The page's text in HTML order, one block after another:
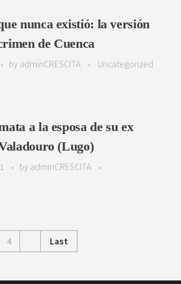
nunca existió: la versión
de Cuenca
by adminCRESCITA Uncategorized
a la esposa de su ex
(Lugo)
by adminCRESCITA
4 Last